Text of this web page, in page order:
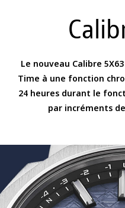
Le nouveau Calibre
Time à une fonction
24 heures durant le
par incréments de